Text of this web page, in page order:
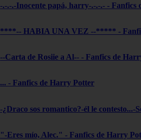
-.-.-.-Inocente papá, harry-.-.-.- - Fanfics
****-- HABIA UNA VEZ --***** -
--Carta de Rosiie a Al-- - Fanfics de
... - Fanfics de Harry Potter
-¿Draco sos romantico?-él le
"-Eres mío, Alec." - Fanfics de Harry